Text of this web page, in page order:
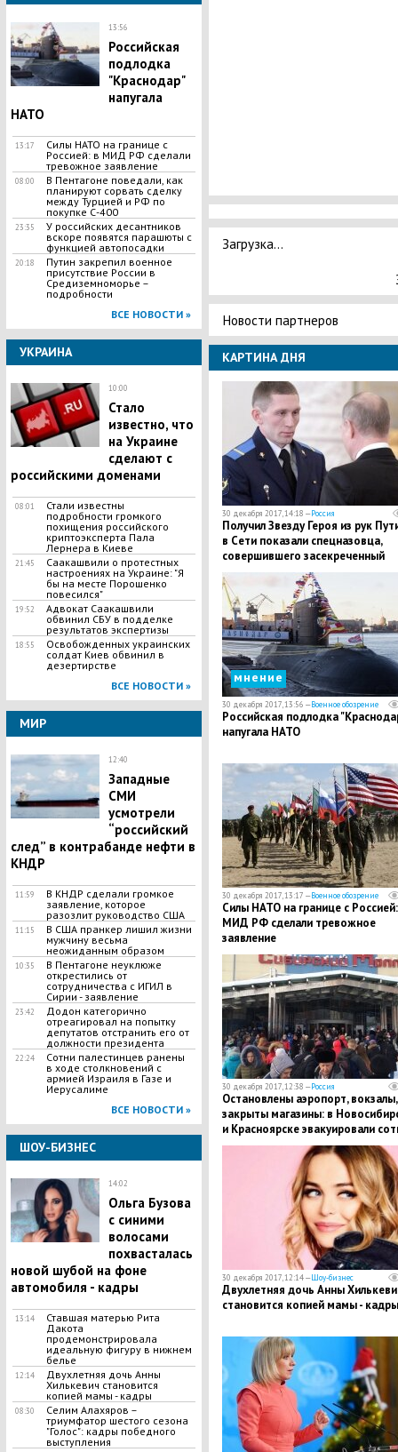
13:56
Российская
подлодка
"Краснодар"
напугала
НАТО
13:17
Силы НАТО на границе с
Россией: в МИД РФ сделали
тревожное заявление
08:00
​В Пентагоне поведали, как
планируют сорвать сделку
между Турцией и РФ по
покупке С-400
23:35
У российских десантников
вскоре появятся парашюты с
функцией автопосадки
20:18
Путин закрепил военное
присутствие России в
Средиземноморье –
подробности
ВСЕ НОВОСТИ »
УКРАИНА
10:00
Стало
известно, что
на Украине
сделают с
российскими доменами
08:01
Стали известны
подробности громкого
похищения российского
криптоэксперта Пала
Лернера в Киеве
21:45
Саакашвили о протестных
настроениях на Украине: "Я
бы на месте Порошенко
повесился"
19:52
Адвокат Саакашвили
обвинил СБУ в подделке
результатов экспертизы
18:55
Освобожденных украинских
солдат Киев обвинил в
дезертирстве
ВСЕ НОВОСТИ »
МИР
12:40
Западные
СМИ
усмотрели
“российский
след” в контрабанде нефти в
КНДР
11:59
В КНДР сделали громкое
заявление, которое
разозлит руководство США
11:15
В США пранкер лишил жизни
мужчину весьма
неожиданным образом
10:35
В Пентагоне неуклюже
открестились от
сотрудничества с ИГИЛ в
Сирии - заявление
23:42
Додон категорично
отреагировал на попытку
депутатов отстранить его от
должности президента
22:24
Сотни палестинцев ранены
в ходе столкновений с
армией Израиля в Газе и
Иерусалиме
ВСЕ НОВОСТИ »
ШОУ-БИЗНЕС
14:02
​Ольга Бузова
с синими
волосами
похвасталась
новой шубой на фоне
автомобиля - кадры
13:14
​Ставшая матерью Рита
Дакота
продемонстрировала
идеальную фигуру в нижнем
белье
12:14
Двухлетняя дочь Анны
Хилькевич становится
копией мамы - кадры
08:30
Селим Алахяров –
триумфатор шестого сезона
"Голос": кадры победного
выступления
Загрузка...
Новости партнеров
КАРТИНА ДНЯ
30 декабря 2017, 14:18 —Россия
Получил Звезду Героя из рук
в Сети показали спецназовца,
совершившего засекреченный
подвиг в Сирии
мнение
30 декабря 2017, 13:56 —Военное обозрение
Российская подлодка
напугала НАТО
30 декабря 2017, 13:17 —Военное обозрение
Силы НАТО на границе с
МИД РФ сделали тревожное
заявление
30 декабря 2017, 12:38 —Россия
Остановлены аэропорт, вокзалы,
закрыты магазины: в
и Красноярске эвакуировали
людей из-за “минирований” –
30 декабря 2017, 12:14 —Шоу-бизнес
Двухлетняя дочь Анны
становится копией мамы - кадры